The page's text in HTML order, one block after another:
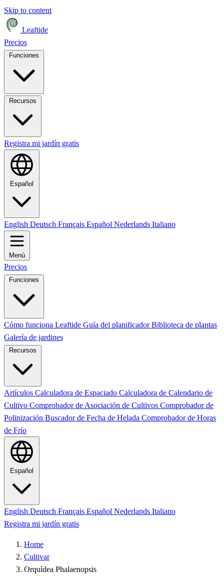
Skip to content
Leaftide
Precios
Registra mi jardín gratis
Español
English Deutsch Français Español Nederlands Italiano
Menú
Precios
Funciones
Cómo funciona Leaftide Guía del planificadorBiblioteca de plantas
Galería de jardines
Recursos
Artículos Calculadora de Espaciado Calculadora de Calendario de
Cultivo Comprobador de Asociación de Cultivos Comprobador de
Polinización Buscador de Fecha de Helada Comprobador de Horas
de Frío
Español
English Deutsch Français Español Nederlands Italiano
Registra mi jardín gratis
Home
Cultivar
Orquídea Phalaenopsis